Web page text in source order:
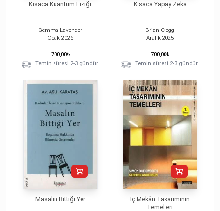
Kısaca Kuantum Fiziği
Gemma Lavender
Ocak 2026
700,00₺
Temin süresi 2-3 gündür.
Kısaca Yapay Zeka
Brian Clegg
Aralık 2025
700,00₺
Temin süresi 2-3 gündür.
Masalın Bittiği Yer
İç Mekân Tasarımının
Temelleri